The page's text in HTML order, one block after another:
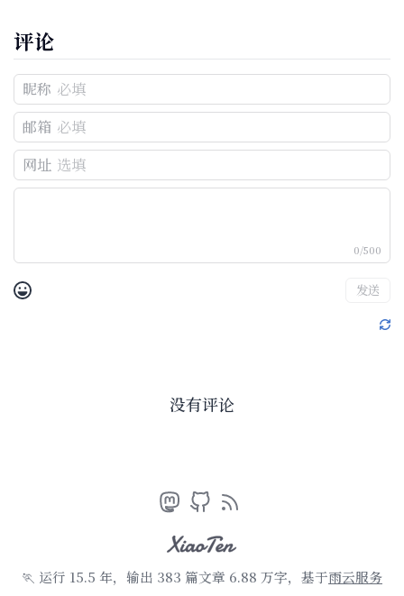
评论
昵称
邮箱
网址
0/500
发送
没有评论
🏃 运行 15.5 年，输出 383 篇文章 6.88 万字，基于雨云服务